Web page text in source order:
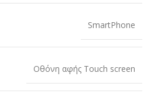
SmartPhone
Οθόνη αφής Touch screen